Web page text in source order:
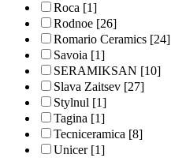
Roca [1]
Rodnoe [26]
Romario Ceramics [24]
Savoia [1]
SERAMIKSAN [10]
Slava Zaitsev [27]
Stylnul [1]
Tagina [1]
Tecniceramica [8]
Unicer[1]